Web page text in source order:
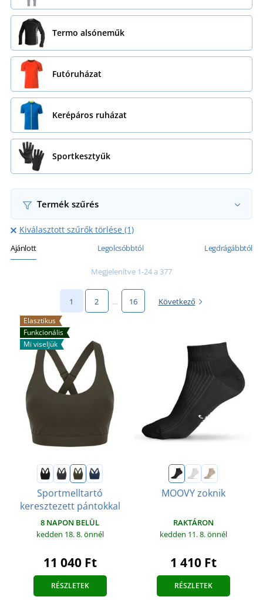
Termo alsóneműk
Futóruházat
Kerépáros ruházat
Sportkesztyűk
Termék szűrés
Kiválasztott szűrők törlése (1)
Ajánlott Legolcsóbbtól Legdrágábbtól
Megjelenítve 1-24 a 377
1 2 … 16 Következő
Elasztikus
Funkcionális
Mi viseljük
Sportmelltartó
keresztezett pántokkal
8 NAPON BELÜL
kedden 18. 8.önnél
11 040 Ft
RÉSZLETEK
MOOVY zoknik
RAKTÁRON
kedden 11. 8.önnél
1 410 Ft
RÉSZLETEK